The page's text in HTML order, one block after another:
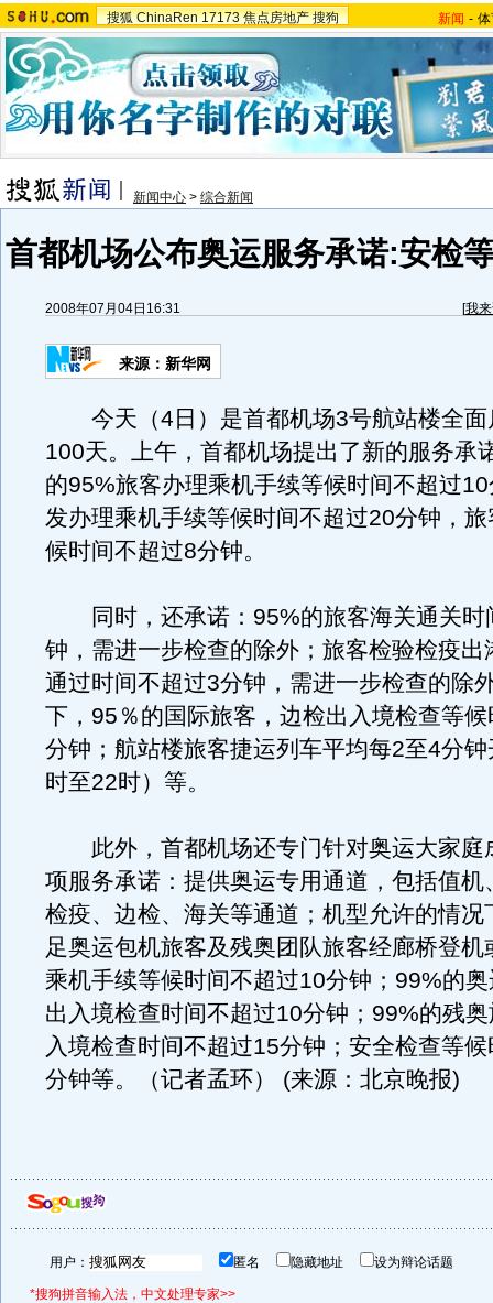
搜狐 ChinaRen 17173 焦点房地产 搜狗 新闻 -
新闻中心 > 综合新闻
首都机场公布奥运服务承诺:安检
2008年07月04日16:31 [我
来源：新华网
今天（4日）是首都机场3号航站楼全面
100天。上午，首都机场提出了新的服务承
的95%旅客办理乘机手续等候时间不超过
发办理乘机手续等候时间不超过20分钟，
候时间不超过8分钟。
同时，还承诺：95%的旅客海关通关时
钟，需进一步检查的除外；旅客检验检疫出
通过时间不超过3分钟，需进一步检查的除
下，95％的国际旅客，边检出入境检查等
分钟；航站楼旅客捷运列车平均每2至4分
时至22时）等。
此外，首都机场还专门针对奥运大家庭
项服务承诺：提供奥运专用通道，包括值机
检疫、边检、海关等通道；机型允许的情况
足奥运包机旅客及残奥团队旅客经廊桥登机
乘机手续等候时间不超过10分钟；99%的
出入境检查时间不超过10分钟；99%的残
入境检查时间不超过15分钟；安全检查等
分钟等。（记者孟环） (来源：北京晚报)
用户： 匿名 隐藏地址 设为辩论话题
*搜狗拼音输入法，中文处理专家>>